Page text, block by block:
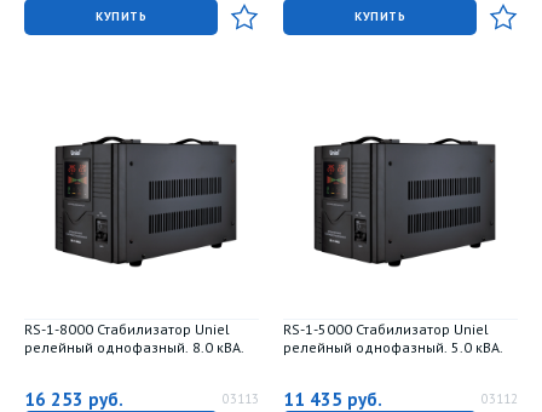
КУПИТЬ КУПИТЬ
RS-1-8000 Стабилизатор Uniel
релейный однофазный. 8.0 кВА.
16 253 руб. 03113
RS-1-5000 Стабилизатор Uniel
релейный однофазный. 5.0 кВА.
11 435 руб. 03112